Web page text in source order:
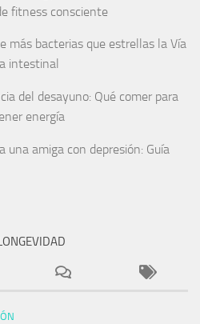
fitness consciente
más bacterias que estrellas la Vía
intestinal
del desayuno: Qué comer para
energía
una amiga con depresión: Guía